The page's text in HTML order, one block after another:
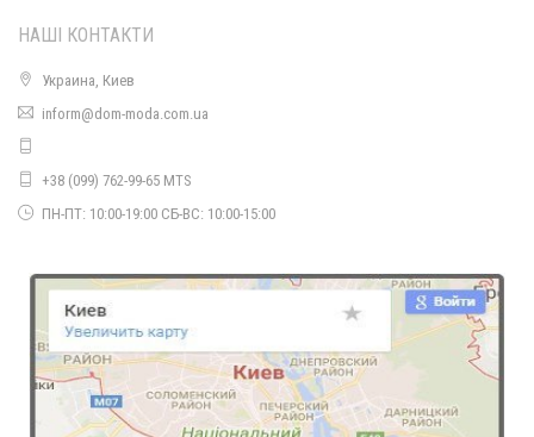
Стильне жіноче плаття в класичному стилі із брошкою
Стильне плаття жіноче з мереживним рукавом
НАШІ КОНТАКТИ
Украина, Киев
inform@dom-moda.com.ua
+38 (099) 762-99-65 MTS
ПН-ПТ: 10:00-19:00 СБ-ВС: 10:00-15:00